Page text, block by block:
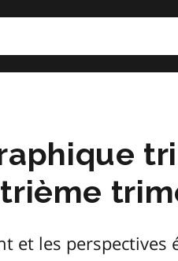
et les